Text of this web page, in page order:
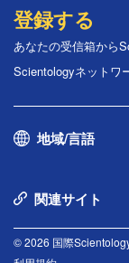
登録する
あなたの受信箱から
Scientologyネットワ
地域/言語
関連サイト
© 2026 国際